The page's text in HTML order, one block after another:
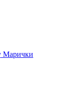
Марички